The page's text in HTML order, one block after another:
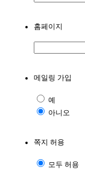
홈페이지
메일링 가입
예
아니오
쪽지 허용
모두 허용